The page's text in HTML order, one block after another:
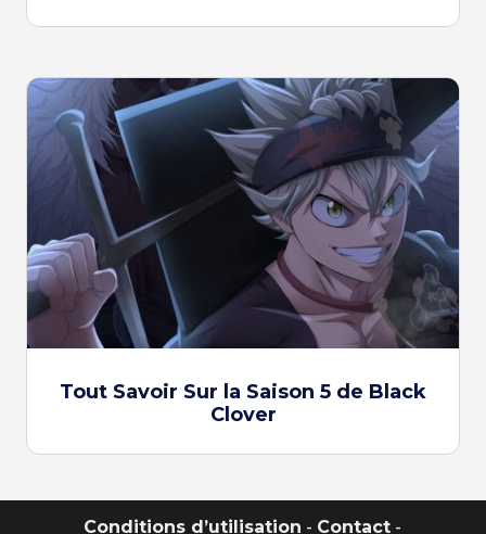
Tout Savoir Sur la Saison 5 de Black
Clover
Conditions d’utilisation - Contact -